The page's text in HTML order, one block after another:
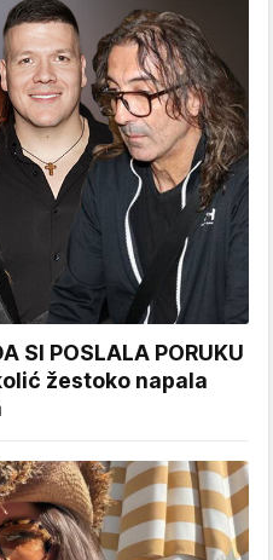
SI POSLALA PORUKU
žestoko napala